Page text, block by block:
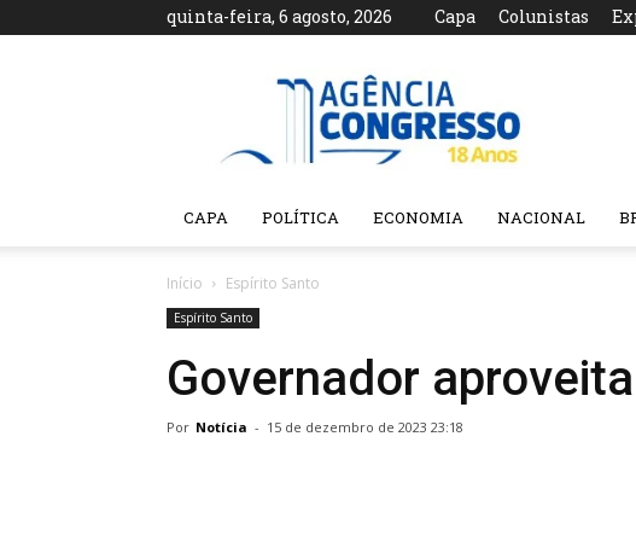
quinta-feira, 6 agosto, 2026 Capa Colunistas
Agência
CAPA POLÍTICA ECONOMIA NACIONAL
Início Espírito Santo
Espírito Santo
Governador
Por Notícia - 15 de dezembro de 2023 23:18